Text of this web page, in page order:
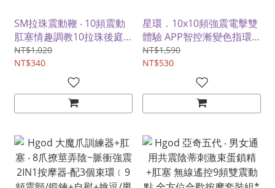
SM拉珠震動鞭 ‧ 10頻震動
肛塞情趣調教10拉珠後庭
棒﹝男女通用/絲滑矽膠/輕
鬆入體﹞
NT$1,020
NT$340
星環．10x10頻強震電擊雙
體驗 APP智控漸變色指環
拉珠棒
NT$1,590
NT$530